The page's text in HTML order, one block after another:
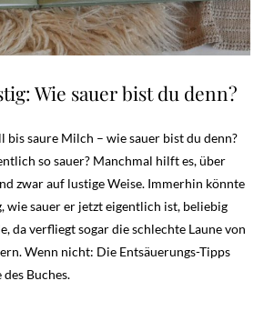
Wie sauer bist du denn?
bis saure Milch – wie sauer bist du denn?
so sauer? Manchmal hilft es, über
zwar auf lustige Weise. Immerhin könnte
wie sauer er jetzt eigentlich ist, beliebig
da verfliegt sogar die schlechte Laune von
Wenn nicht: Die Entsäuerungs-Tipps
des Buches.